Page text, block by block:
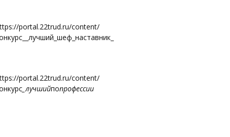
portal.22trud.ru/content/
portal.22trud.ru/content/
_лучшийпопрофессии